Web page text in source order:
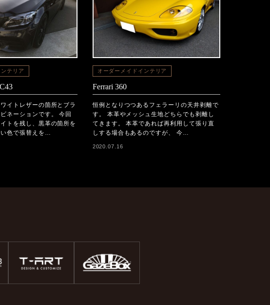
テリア
イトレザーの箇所とブラ
ネーションです。 今回
トを残し、黒革の箇所を
色で張替えを…
オーダーメイドインテリア
Ferrari 360
恒例となりつつあるフェラーリの天井剥離で
す。 本革やメッシュ生地どちらでも剥離し
てきます。 本革であれば再利用して張り直
しする場合もあるのですが、 今…
2020.07.16